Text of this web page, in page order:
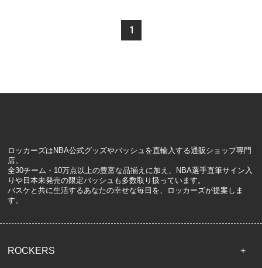
1
ロッカーズはNBA公式グッズやバッシュを直輸入する通販ショップ専門
店。
全30チーム・10万点以上の豊富な品揃えに加え、NBA選手直筆サイン入
りや日本未発売の限定バッシュも多数取り扱っています。
バスケと共に生活するあなたの幸せな毎日を、ロッカーズが提案しま
す。
ROCKERS